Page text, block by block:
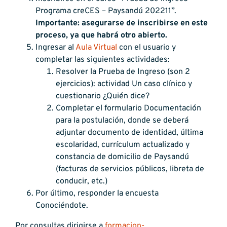
Programa creCES – Paysandú 202211”.
Importante: asegurarse de inscribirse en este
proceso, ya que habrá otro abierto.
Ingresar al Aula Virtual con el usuario y
completar las siguientes actividades:
Resolver la Prueba de Ingreso (son 2
ejercicios): actividad Un caso clínico y
cuestionario ¿Quién dice?
Completar el formulario Documentación
para la postulación, donde se deberá
adjuntar documento de identidad, última
escolaridad, currículum actualizado y
constancia de domicilio de Paysandú
(facturas de servicios públicos, libreta de
conducir, etc.)
Por último, responder la encuesta
Conociéndote.